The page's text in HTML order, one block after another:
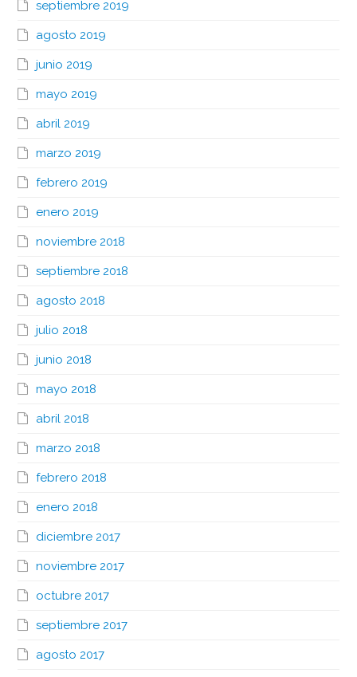
septiembre 2019
agosto 2019
junio 2019
mayo 2019
abril 2019
marzo 2019
febrero 2019
enero 2019
noviembre 2018
septiembre 2018
agosto 2018
julio 2018
junio 2018
mayo 2018
abril 2018
marzo 2018
febrero 2018
enero 2018
diciembre 2017
noviembre 2017
octubre 2017
septiembre 2017
agosto 2017